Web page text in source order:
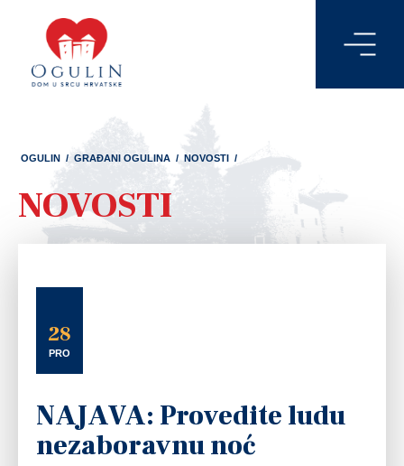
OGULIN / GRAĐANI OGULINA / NOVOSTI /
NOVOSTI
28
PRO
NAJAVA: Provedite ludu
nezaboravnu noć